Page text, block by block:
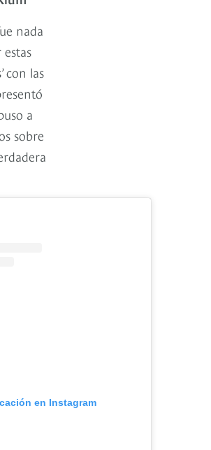
nada
con las
a
sobre
en Instagram